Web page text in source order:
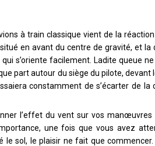
à train classique vient de la
en avant du centre de gravité, et
s’oriente facilement. Ladite queue
part autour du siège du pilote,
constamment de s’écarter de
l’effet du vent sur vos
une fois que vous avez
le sol, le plaisir ne fait que